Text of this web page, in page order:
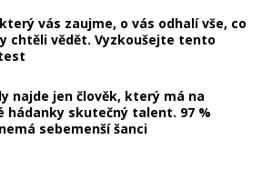
vás zaujme, o vás odhalí vše, co
chtěli vědět. Vyzkoušejte tento
najde jen člověk, který má na
hádanky skutečný talent. 97 %
sebemenší šanci